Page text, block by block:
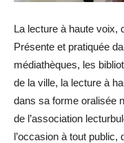
La lecture à haute voix,
Présente et pratiquée
médiathèques, les
de la ville, la lecture à
dans sa forme oralisée
de l’association
l’occasion à tout public,